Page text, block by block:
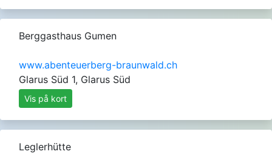
Berggasthaus Gumen
www.abenteuerberg-braunwald.ch
Glarus Süd 1, Glarus Süd
Vis på kort
Leglerhütte